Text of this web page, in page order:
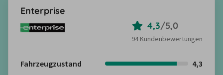
Enterprise
4,3/5,0
94 Kundenbewertungen
Fahrzeugzustand
4,3